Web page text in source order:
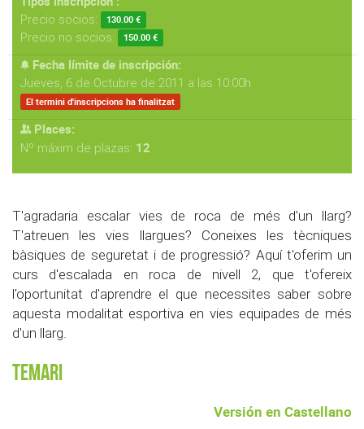
Precio socios: 130.00 €
Precio no socios: 150.00 €
Fecha límite de inscripción:
Jueves, 6 de Octubre de 2011 a las 10:00h
El termini d'inscripcions ha finalitzat
Places:
Nº máxim de plazas: 12
T'agradaria escalar vies de roca de més d'un llarg?
T'atreuen les vies llargues? Coneixes les tècniques
bàsiques de seguretat i de progressió? Aquí t'oferim un
curs d'escalada en roca de nivell 2, que t'ofereix
l'oportunitat d'aprendre el que necessites saber sobre
aquesta modalitat esportiva en vies equipades de més
d'un llarg.
Temari
Versión en Castellano